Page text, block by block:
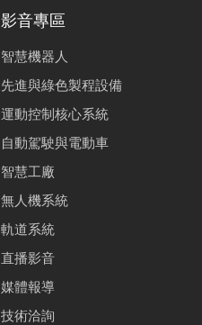
影音專區
智慧機器人
先進與綠色製程設備
運動控制核心系統
自動駕駛與電動車
智慧工廠
無人機系統
軌道系統
直播影音
媒體報導
技術洽詢